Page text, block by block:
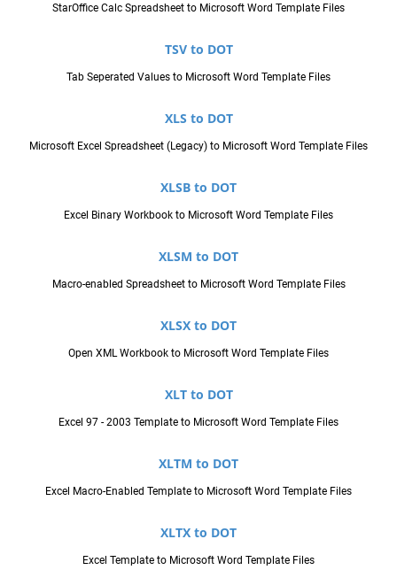
StarOffice Calc Spreadsheet to Microsoft Word Template Files
TSV to DOT
Tab Seperated Values to Microsoft Word Template Files
XLS to DOT
Microsoft Excel Spreadsheet (Legacy) to Microsoft Word Template Files
XLSB to DOT
Excel Binary Workbook to Microsoft Word Template Files
XLSM to DOT
Macro-enabled Spreadsheet to Microsoft Word Template Files
XLSX to DOT
Open XML Workbook to Microsoft Word Template Files
XLT to DOT
Excel 97 - 2003 Template to Microsoft Word Template Files
XLTM to DOT
Excel Macro-Enabled Template to Microsoft Word Template Files
XLTX to DOT
Excel Template to Microsoft Word Template Files